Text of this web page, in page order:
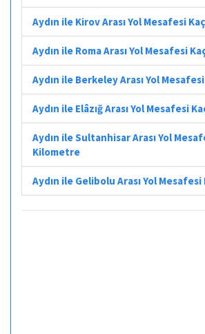
Aydın ile Kirov Arası Yol Mesafesi
Aydın ile Roma Arası Yol Mesafesi
Aydın ile Berkeley Arası Yol
Aydın ile Elâzığ Arası Yol Mesafesi
Aydın ile Sultanhisar Arası Yol
Kilometre
Aydın ile Gelibolu Arası Yol